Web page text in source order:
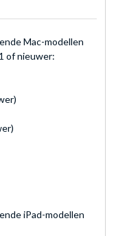
Mac-modellen
of nieuwer:
iPad-modellen